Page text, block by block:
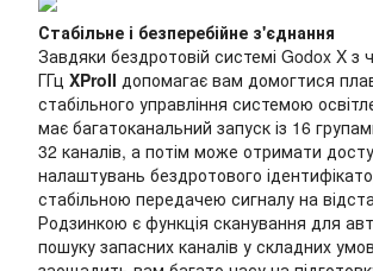
Стабільне і безперебійне з'єднання
Завдяки бездротовій системі Godox X з
ГГц XProII допомагає вам домогтися
стабільного управління системою
має багатоканальний запуск із 16
32 каналів, а потім може отримати
налаштувань бездротового
стабільною передачею сигналу на
Родзинкою є функція сканування для
пошуку запасних каналів у складних